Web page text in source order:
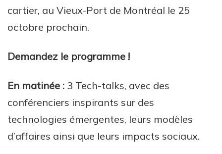
cartier, au Vieux-Port de Montréal le 25
octobre prochain.
Demandez le programme !
En matinée : 3 Tech-talks, avec des
conférenciers inspirants sur des
technologies émergentes, leurs modèles
d’affaires ainsi que leurs impacts sociaux.